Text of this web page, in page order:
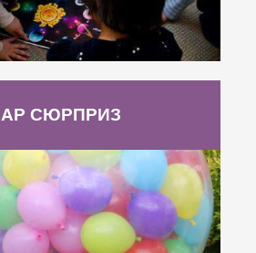
СЮРПРИЗ